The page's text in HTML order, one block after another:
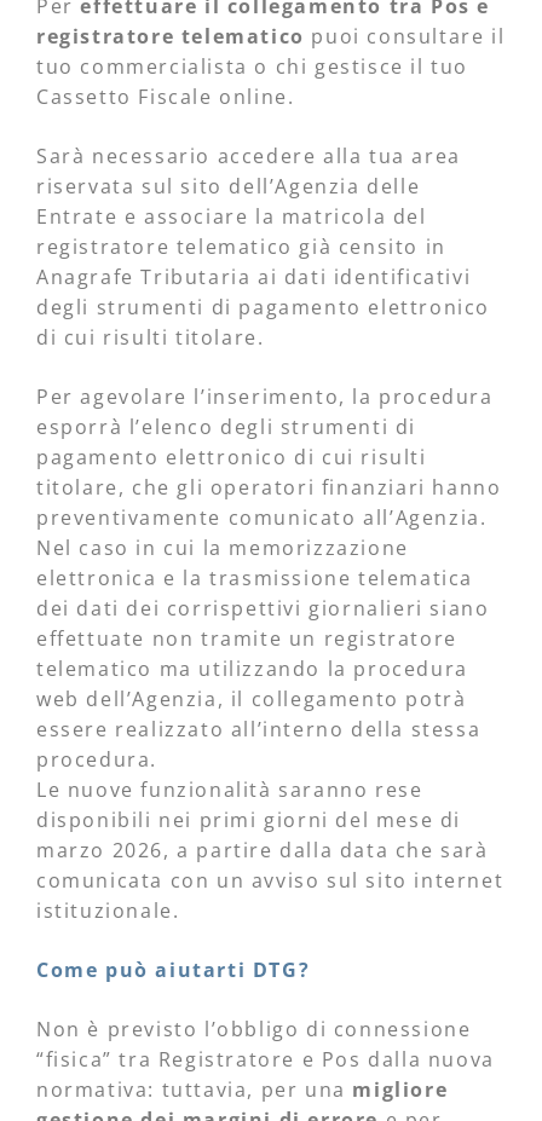
Pereffettuare il collegamento tra Pos e
registratore telematico puoi consultare il
tuo commercialista o chi gestisce il tuo
Cassetto Fiscale online.
Sarà necessario accedere alla tua area
riservata sul sito dell’Agenzia delle
Entrate e associare la matricola del
registratore telematico già censito in
Anagrafe Tributaria ai dati identificativi
degli strumenti di pagamento elettronico
di cui risulti titolare.
Per agevolare l’inserimento, la procedura
esporrà l’elenco degli strumenti di
pagamento elettronico di cui risulti
titolare, che gli operatori finanziari hanno
preventivamente comunicato all’Agenzia.
Nel caso in cui la memorizzazione
elettronica e la trasmissione telematica
dei dati dei corrispettivi giornalieri siano
effettuate non tramite un registratore
telematico ma utilizzando la procedura
web dell’Agenzia, il collegamento potrà
essere realizzato all’interno della stessa
procedura.
Le nuove funzionalità saranno rese
disponibili nei primi giorni del mese di
marzo 2026, a partire dalla data che sarà
comunicata con un avviso sul sito internet
istituzionale.
Come può aiutarti DTG?
Non è previsto l’obbligo di connessione
“fisica” tra Registratore e Pos dalla nuova
normativa: tuttavia, per una migliore